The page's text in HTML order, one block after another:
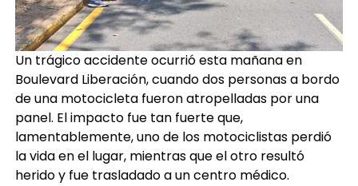
Un trágico accidente ocurrió esta mañana en
Boulevard Liberación, cuando dos personas a bordo
de una motocicleta fueron atropelladas por una
panel. El impacto fue tan fuerte que,
lamentablemente, uno de los motociclistas perdió
la vida en el lugar, mientras que el otro resultó
herido y fue trasladado a un centro médico.